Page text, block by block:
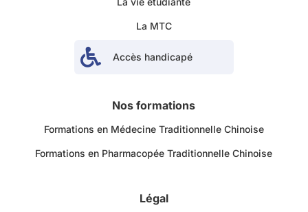
La MTC
 Accès handicapé
Nos formations
Formations en Médecine Traditionnelle Chinoise
Formations en Pharmacopée Traditionnelle Chinoise
Légal